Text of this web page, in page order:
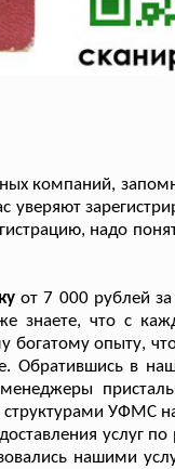
компаний,
уверяют
надо
от 7 000 рублей
знаете, что с
опыту,
Обратившись в
структурами УФМС
услуг
нашими